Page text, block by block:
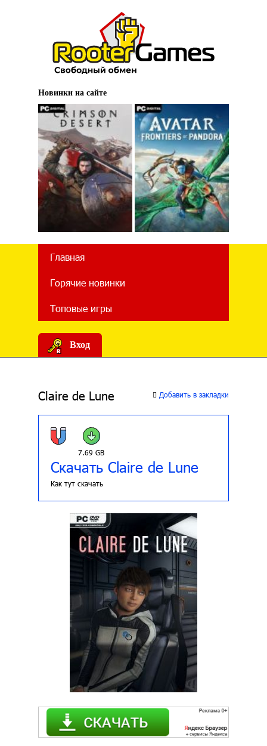
Новинки на сайте
Главная
Горячие новинки
Топовые игры
Вход
Claire de Lune Добавить в закладки
7.69 GB
Скачать Claire de Lune
Как тут скачать